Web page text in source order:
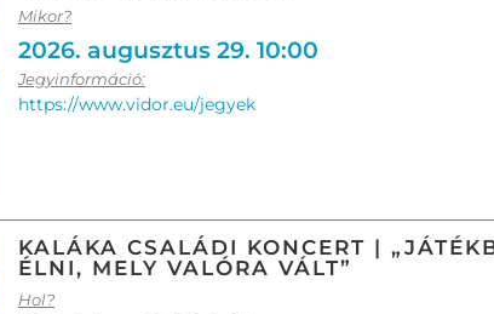
Mikor?
2026. augusztus 29. 10:00
Jegyinformáció:
https://www.vidor.eu/jegyek
KALÁKA CSALÁDI KONCERT |
ÉLNI, MELY VALÓRA VÁLT”
Hol?